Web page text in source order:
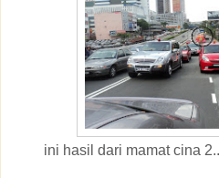
ini hasil dari mamat cina